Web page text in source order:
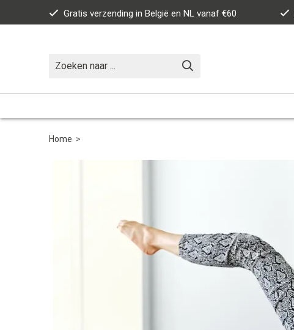
Gratis verzending in België en NL vanaf €60
Home >